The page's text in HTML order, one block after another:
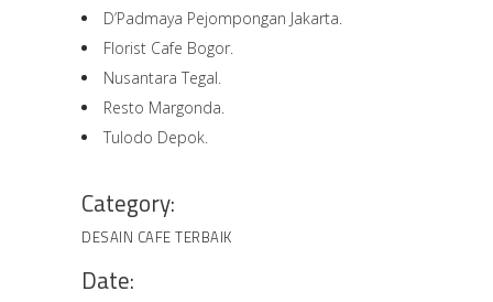
D’Padmaya Pejompongan Jakarta.
Florist Cafe Bogor.
Nusantara Tegal.
Resto Margonda.
Tulodo Depok.
Category:
DESAIN CAFE TERBAIK
Date: